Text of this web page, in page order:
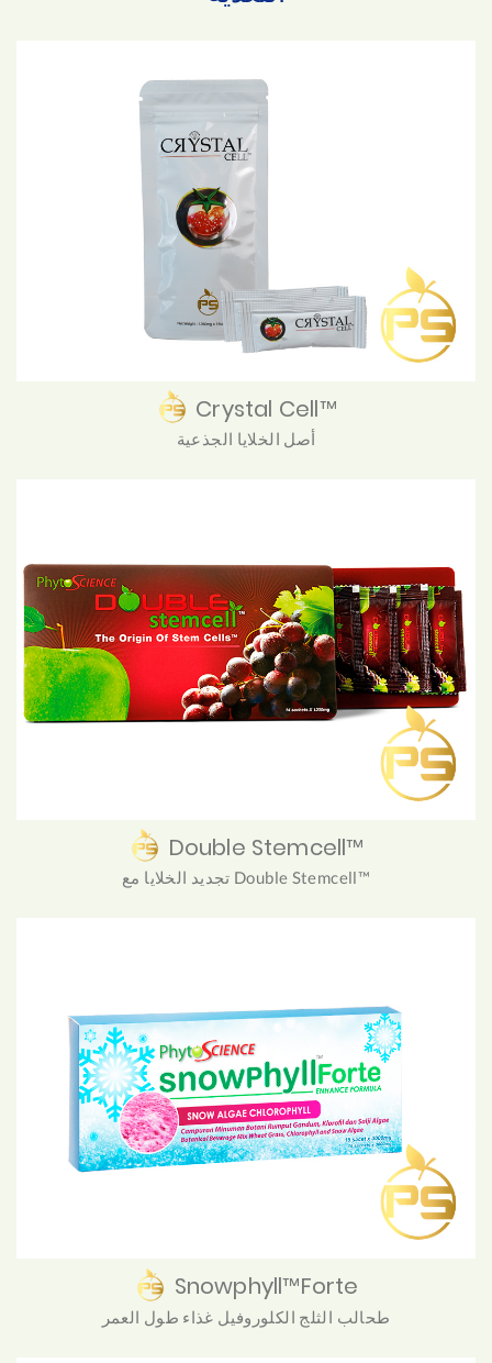
Crystal Cell™
أصل الخلايا الجذعية
Double Stemcell™
تجديد الخلايا مع Double Stemcell™
Snowphyll™Forte
طحالب الثلج الكلوروفيل غذاء طول العمر